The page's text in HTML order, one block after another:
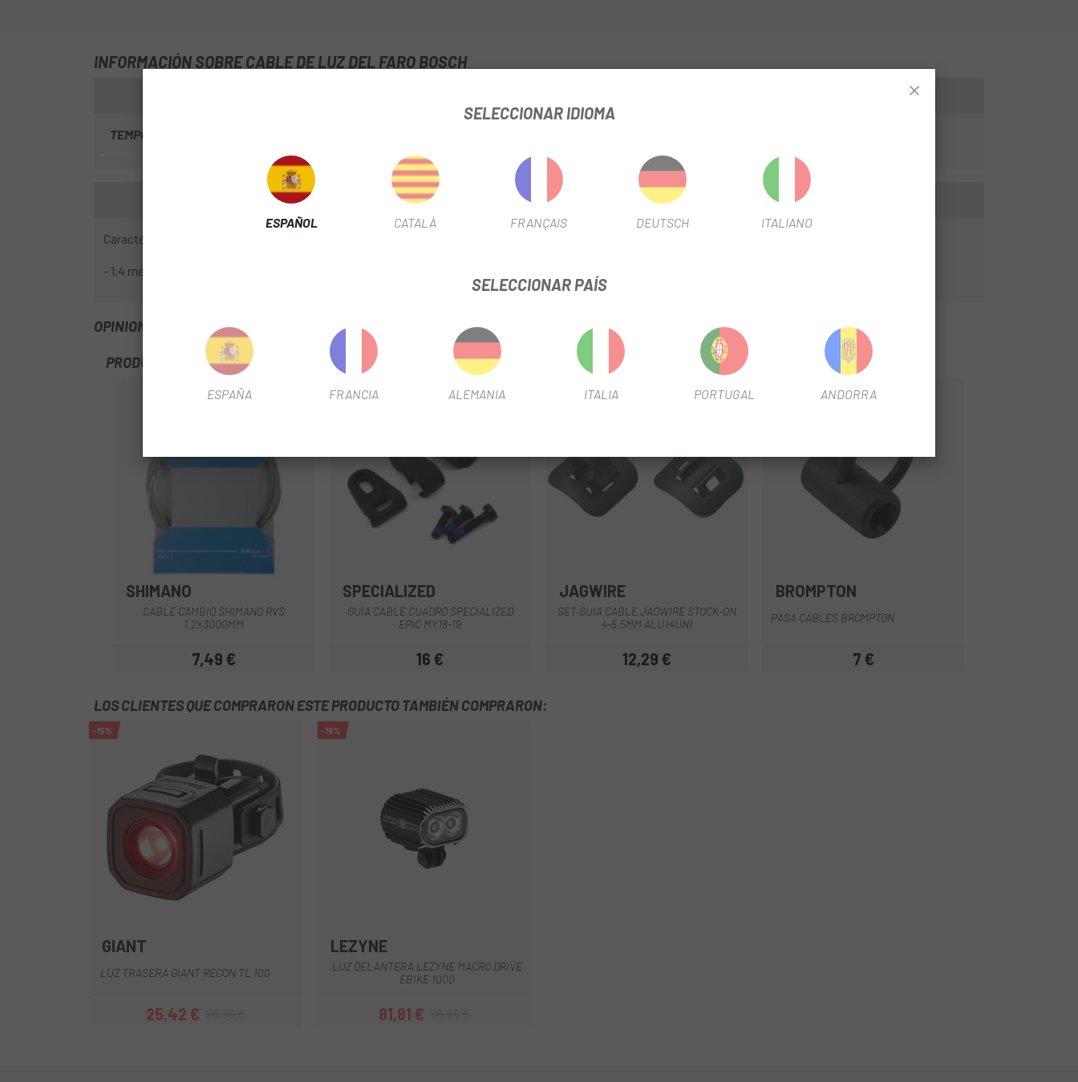
INFORMACIÓN SOBRE CABLE DE LUZ DEL FARO BOSCH
TEMPORADA
INFORMACIÓN DEL PRODUCTO
Características:
- 1,4 metros.
OPINIONES
PRODUCTOS SIMILARES
SHIMANO
CABLE CAMBIO SHIMANO RVS
1.2X3000MM
Precio
7,49 €
SPECIALIZED
GUÍA CABLE CUADRO SPECIALIZED
EPIC MY18-19
Precio
16 €
JAGWIRE
SET GUIA CABLE JAGWIRE STOCK-ON
4-5.5MM ALU (4UN)
Precio
12,29 €
BROMPTON
PASA CABLES BROMPTON
Precio
7 €
LOS CLIENTES QUE COMPRARON ESTE PRODUCTO TAMBIÉN COMPRARON:
-15%
GIANT
LUZ TRASERA GIANT RECON TL 100
Precio
25,42 €Precio regular
-15%
LEZYNE
LUZ DELANTERA LEZYNE MACRO DRIVE
EBIKE 1000
Precio
81,81 €Precio regular
SELECCIONAR IDIOMA
ESPAÑOL CATALÀ FRANÇAIS DEUTSCH ITALIANO
SELECCIONAR PAÍS
ESPAÑA FRANCIA ALEMANIA ITALIA PORTUGAL ANDORRA